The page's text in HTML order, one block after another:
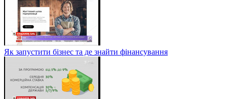
Як запустити бізнес та де знайти фінансування